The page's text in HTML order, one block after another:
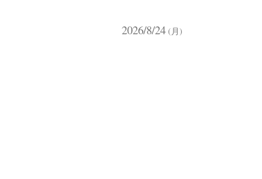
2026/8/24 (月)